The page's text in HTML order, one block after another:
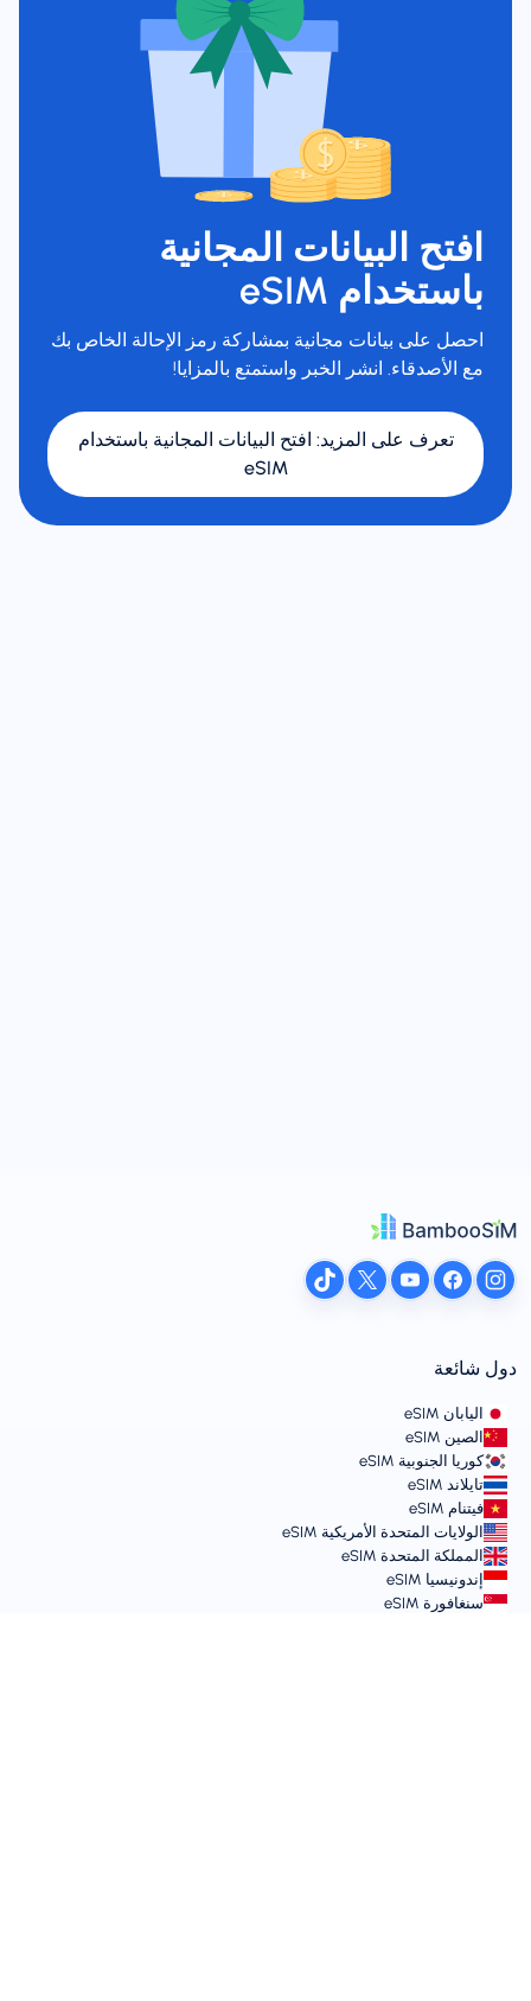
افتح البيانات المجانية
باستخدام eSIM
احصل على بيانات مجانية بمشاركة رمز الإحالة الخاص بك
مع الأصدقاء. انشر الخبر واستمتع بالمزايا!
تعرف على المزيد: افتح البيانات المجانية باستخدام
eSIM
دول شائعة
اليابان eSIM
الصين eSIM
كوريا الجنوبية eSIM
تايلاند eSIM
فيتنام eSIM
الولايات المتحدة الأمريكية eSIM
المملكة المتحدة eSIM
إندونيسيا eSIM
سنغافورة eSIM